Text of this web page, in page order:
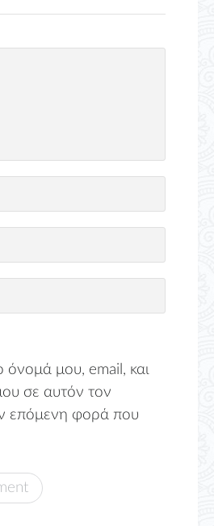
όνομά μου, email, και
σε αυτόν τον
επόμενη φορά που